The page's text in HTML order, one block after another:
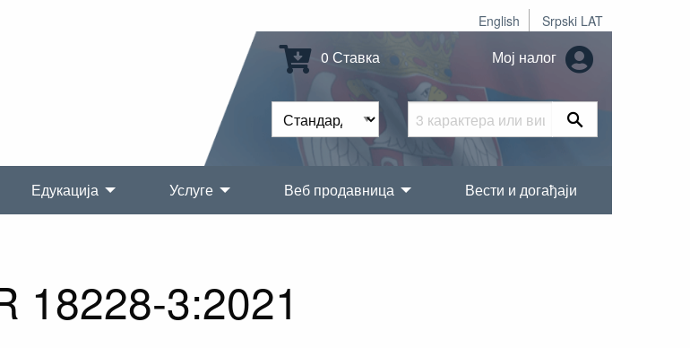
English Srpski LAT
0 Ставка Мој налог
Едукација Услуге Веб продавница Вести и догађаји
18228-3:2021